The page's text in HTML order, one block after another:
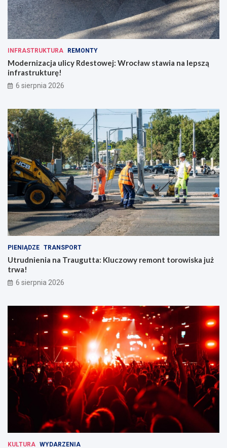
INFRASTRUKTURA REMONTY
Modernizacja ulicy Rdestowej: Wrocław stawia na lepszą
infrastrukturę!
6 sierpnia 2026
PIENIĄDZE TRANSPORT
Utrudnienia na Traugutta: Kluczowy remont torowiska już
trwa!
6 sierpnia 2026
KULTURA WYDARZENIA